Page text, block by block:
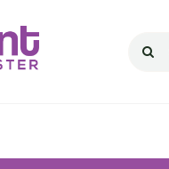
Søk